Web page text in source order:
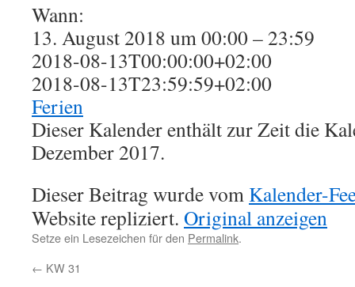
Wann:
13. August 2018 um 00:00 – 23:59
2018-08-13T00:00:00+02:00
2018-08-13T23:59:59+02:00
Ferien
Dieser Kalender enthält zur Zeit die
Dezember 2017.
Dieser Beitrag wurde vom Kalender-
Website repliziert. Original anzeigen
Setze ein Lesezeichen für den Permalink.
← KW 31